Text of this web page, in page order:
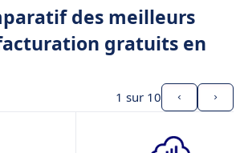
des meilleurs
gratuits en
1 sur 10